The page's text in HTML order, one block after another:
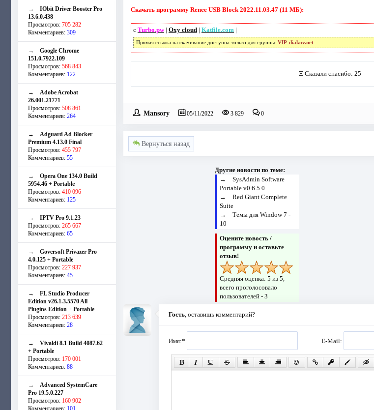
→ IObit Driver Booster Pro
13.6.0.438
Просмотров: 705 282
Комментариев: 309
→ Google Chrome
151.0.7922.109
Просмотров: 568 843
Комментариев: 122
→ Adobe Acrobat
26.001.21771
Просмотров: 508 861
Комментариев: 264
→ Adguard Ad Blocker
Premium 4.13.0 Final
Просмотров: 455 797
Комментариев: 55
→ Opera One 134.0 Build
5954.46 + Portable
Просмотров: 410 096
Комментариев: 125
→ IPTV Pro 9.1.23
Просмотров: 265 667
Комментариев: 65
→ Goversoft Privazer Pro
4.0.125 + Portable
Просмотров: 227 937
Комментариев: 45
→ FL Studio Producer
Edition v26.1.3.5570 All
Plugins Edition + Portable
Просмотров: 213 639
Комментариев: 28
→ Vivaldi 8.1 Build 4087.62
+ Portable
Просмотров: 170 001
Комментариев: 88
→ Advanced SystemCare
Pro 19.5.0.227
Просмотров: 160 902
Комментариев: 101
Скачать программу Renee USB Block 2022.11.03.47 (11 МБ):
с Turbo.pw| Oxy cloud| Katfile.com |
Прямая ссылка на скачивание доступна только для группы: VIP-diakov.net
Сказали спасибо: 25
Mansory 05/11/2022 3 829 0
Вернуться назад
Другие новости по теме:
→ SysAdmin Software
Portable v0.6.5.0
→ Red Giant Complete
Suite
→ Темы для Window 7 -
10
Оцените новость /
программу и оставьте
отзыв!
Средняя оценка: 5 из 5,
всего проголосовало
пользователей - 3
Гость, оставишь комментарий?
Имя:* E-Mail: